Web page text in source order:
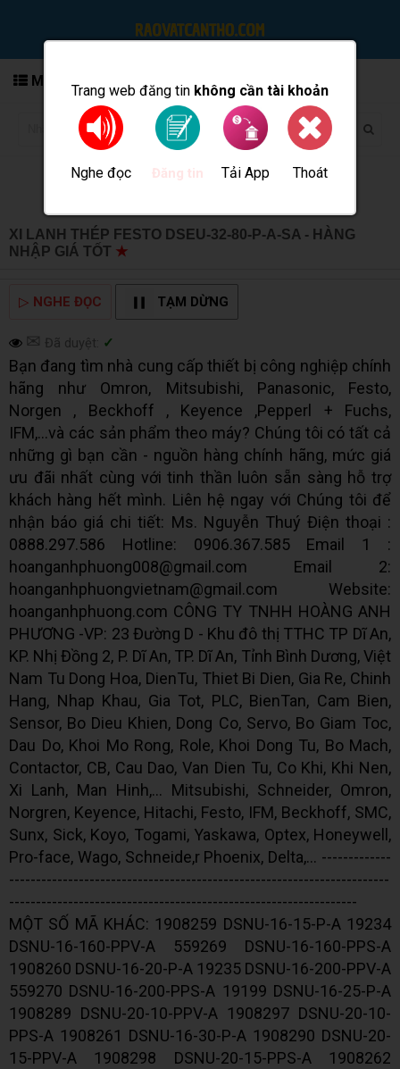
Trang web đăng tin không cần tài khoản
Nghe đọc Đăng tin Tải App Thoát
MENU
XI LANH THÉP FESTO DSEU-32-80-P-A-SA - HÀNG
NHẬP GIÁ TỐT ★
▷ NGHE ĐỌC TẠM DỪNG
✉ Đã duyệt: ✓
Bạn đang tìm nhà cung cấp thiết bị công nghiệp chính
hãng như Omron, Mitsubishi, Panasonic, Festo,
Norgen , Beckhoff , Keyence ,Pepperl + Fuchs,
IFM,...và các sản phẩm theo máy? Chúng tôi có tất cả
những gì bạn cần - nguồn hàng chính hãng, mức giá
ưu đãi nhất cùng với tinh thần luôn sẵn sàng hỗ trợ
khách hàng hết mình. Liên hệ ngay với Chúng tôi để
nhận báo giá chi tiết: Ms. Nguyễn Thuý Điện thoại :
0888.297.586 Hotline: 0906.367.585 Email 1 :
hoanganhphuong008@gmail.com Email 2:
hoanganhphuongvietnam@gmail.com Website:
hoanganhphuong.com CÔNG TY TNHH HOÀNG ANH
PHƯƠNG -VP: 23 Đường D - Khu đô thị TTHC TP Dĩ An,
KP. Nhị Đồng 2, P. Dĩ An, TP. Dĩ An, Tỉnh Bình Dương, Việt
Nam Tu Dong Hoa, DienTu, Thiet Bi Dien, Gia Re, Chinh
Hang, Nhap Khau, Gia Tot, PLC, BienTan, Cam Bien,
Sensor, Bo Dieu Khien, Dong Co, Servo, Bo Giam Toc,
Dau Do, Khoi Mo Rong, Role, Khoi Dong Tu, Bo Mach,
Contactor, CB, Cau Dao, Van Dien Tu, Co Khi, Khi Nen,
Xi Lanh, Man Hinh,... Mitsubishi, Schneider, Omron,
Norgren, Keyence, Hitachi, Festo, IFM, Beckhoff, SMC,
Sunx, Sick, Koyo, Togami, Yaskawa, Optex, Honeywell,
Pro-face, Wago, Schneide,r Phoenix, Delta,... -------------
-----------------------------------------------------------------------
-----------------------------------------------------------------
MỘT SỐ MÃ KHÁC: 1908259 DSNU-16-15-P-A 19234
DSNU-16-160-PPV-A 559269 DSNU-16-160-PPS-A
1908260 DSNU-16-20-P-A 19235 DSNU-16-200-PPV-A
559270 DSNU-16-200-PPS-A 19199 DSNU-16-25-P-A
1908289 DSNU-20-10-PPV-A 1908297 DSNU-20-10-
PPS-A 1908261 DSNU-16-30-P-A 1908290 DSNU-20-
15-PPV-A 1908298 DSNU-20-15-PPS-A 1908262